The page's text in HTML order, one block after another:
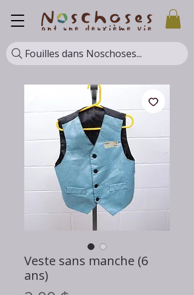
Fouilles dans Noschoses...
Veste sans manche (6
ans)